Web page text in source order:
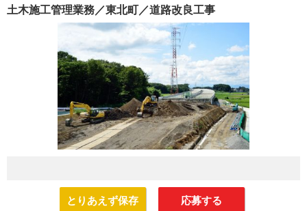
土木施工管理業務／東北町／道路改良工事
とりあえず保存 応募する